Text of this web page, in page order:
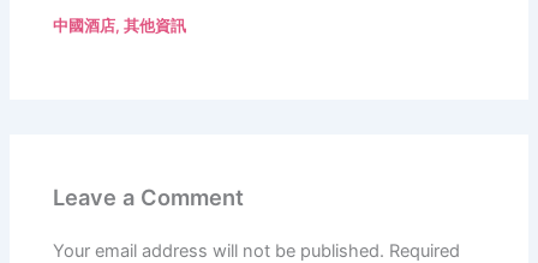
中國酒店,其他資訊
Leave a Comment
Your email address will not be published. Required